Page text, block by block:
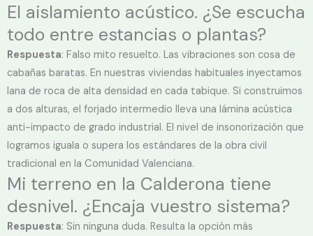
El aislamiento acústico. ¿Se escucha
todo entre estancias o plantas?
Respuesta: Falso mito resuelto. Las vibraciones son cosa de
cabañas baratas. En nuestras viviendas habituales inyectamos
lana de roca de alta densidad en cada tabique. Si construimos
a dos alturas, el forjado intermedio lleva una lámina acústica
anti-impacto de grado industrial. El nivel de insonorización que
logramos iguala o supera los estándares de la obra civil
tradicional en la Comunidad Valenciana.
Mi terreno en la Calderona tiene
desnivel. ¿Encaja vuestro sistema?
Respuesta: Sin ninguna duda. Resulta la opción más